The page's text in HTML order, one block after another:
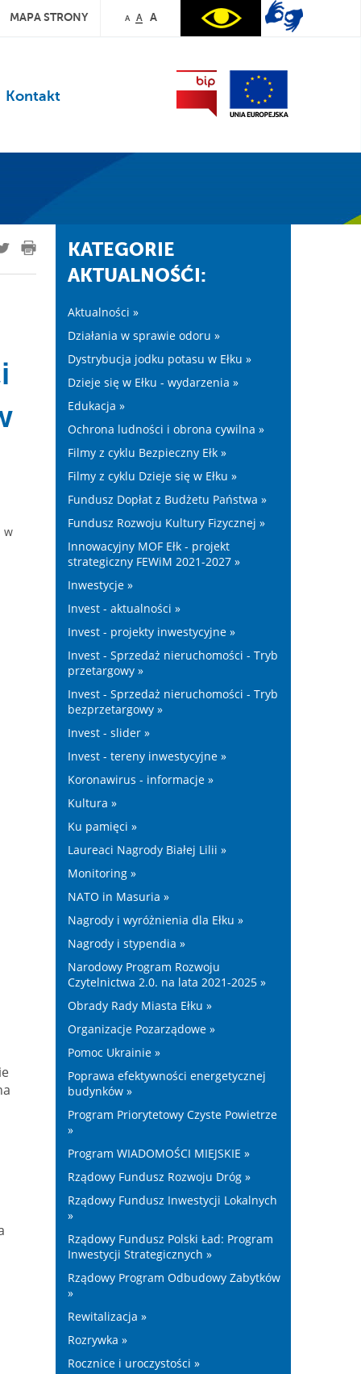
MAPA STRONY A A A
Kontakt
w
KATEGORIE
AKTUALNOŚĆI:
Aktualności »
Działania w sprawie odoru »
Dystrybucja jodku potasu w Ełku »
Dzieje się w Ełku - wydarzenia »
Edukacja »
Ochrona ludności i obrona cywilna »
Filmy z cyklu Bezpieczny Ełk »
Filmy z cyklu Dzieje się w Ełku »
Fundusz Dopłat z Budżetu Państwa »
Fundusz Rozwoju Kultury Fizycznej »
Innowacyjny MOF Ełk - projekt
strategiczny FEWiM 2021-2027 »
Inwestycje »
Invest - aktualności »
Invest - projekty inwestycyjne »
Invest - Sprzedaż nieruchomości - Tryb
przetargowy »
Invest - Sprzedaż nieruchomości - Tryb
bezprzetargowy »
Invest - slider »
Invest - tereny inwestycyjne »
Koronawirus - informacje »
Kultura »
Ku pamięci »
Laureaci Nagrody Białej Lilii »
Monitoring »
NATO in Masuria »
Nagrody i wyróżnienia dla Ełku »
Nagrody i stypendia »
Narodowy Program Rozwoju
Czytelnictwa 2.0. na lata 2021-2025 »
Obrady Rady Miasta Ełku »
Organizacje Pozarządowe »
Pomoc Ukrainie »
Poprawa efektywności energetycznej
budynków »
Program Priorytetowy Czyste Powietrze
»
Program WIADOMOŚCI MIEJSKIE »
Rządowy Fundusz Rozwoju Dróg »
Rządowy Fundusz Inwestycji Lokalnych
»
Rządowy Fundusz Polski Ład: Program
Inwestycji Strategicznych »
Rządowy Program Odbudowy Zabytków
»
Rewitalizacja »
Rozrywka »
Rocznice i uroczystości »